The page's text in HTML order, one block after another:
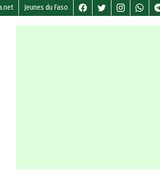
Jeunes du Faso